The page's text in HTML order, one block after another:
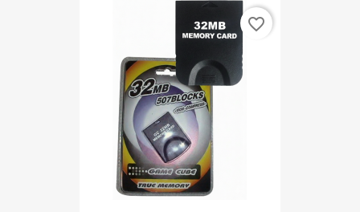
favorite_border